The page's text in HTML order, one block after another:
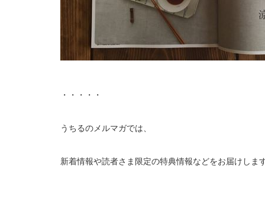
・・・・・
うちるのメルマガでは、
新着情報や読者さま限定の特典情報などをお届けしま